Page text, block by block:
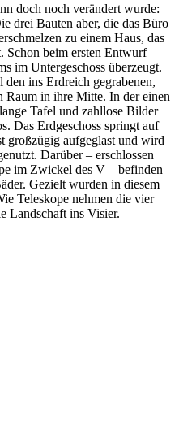
doch noch verändert wurde:
drei Bauten aber, die das Büro
zu einem Haus, das
Schon beim ersten Entwurf
im Untergeschoss überzeugt.
den ins Erdreich gegrabenen,
Raum in ihre Mitte. In der einen
Tafel und zahllose Bilder
Das Erdgeschoss springt auf
großzügig aufgeglast und wird
Darüber – erschlossen
im Zwickel des V – befinden
Gezielt wurden in diesem
Teleskope nehmen die vier
Landschaft ins Visier.